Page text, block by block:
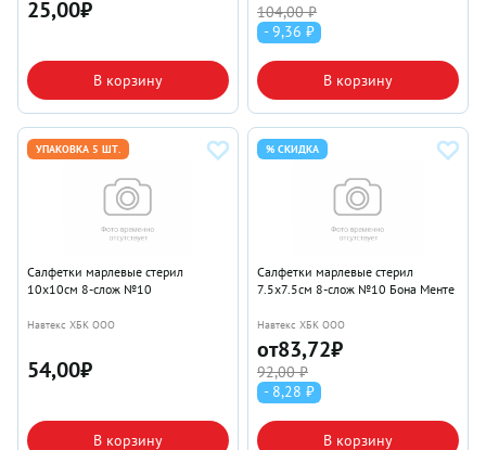
25,00₽
В корзину
104,00 ₽
- 9,36 ₽
В корзину
УПАКОВКА 5 ШТ.
Салфетки марлевые стерил
10х10см 8-слож №10
Навтекс ХБК ООО
54,00₽
В корзину
% СКИДКА
Салфетки марлевые стерил
7.5х7.5см 8-слож №10 Бона Менте
Навтекс ХБК ООО
от83,72₽
92,00 ₽
- 8,28 ₽
В корзину